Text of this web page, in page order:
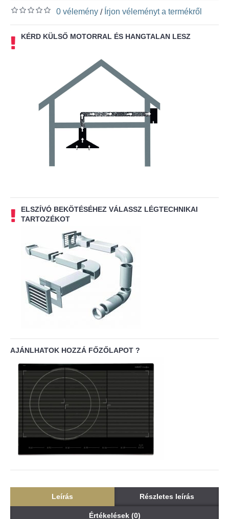
0 vélemény / Írjon véleményt a termékről
KÉRD KÜLSŐ MOTORRAL ÉS HANGTALAN LESZ
ELSZÍVÓ BEKÖTÉSÉHEZ VÁLASSZ LÉGTECHNIKAI
TARTOZÉKOT
AJÁNLHATOK HOZZÁ FŐZŐLAPOT ?
Leírás Részletes leírás
Értékelések (0)